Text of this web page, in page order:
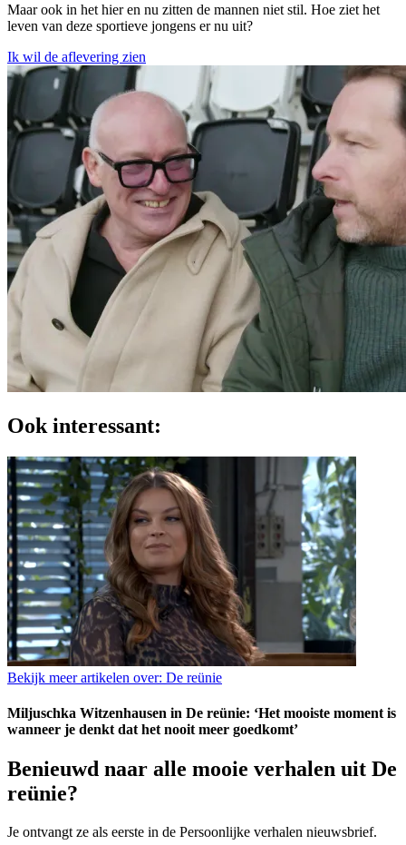
Maar ook in het hier en nu zitten de mannen niet stil. Hoe ziet het
leven van deze sportieve jongens er nu uit?
Ik wil de aflevering zien
Ook interessant:
Bekijk meer artikelen over: De reünie
Miljuschka Witzenhausen in De reünie: ‘Het mooiste moment is
wanneer je denkt dat het nooit meer goedkomt’
Benieuwd naar alle mooie verhalen uit De
reünie?
Je ontvangt ze als eerste in de Persoonlijke verhalen nieuwsbrief.